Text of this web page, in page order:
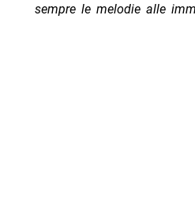
sempre le melodie alle